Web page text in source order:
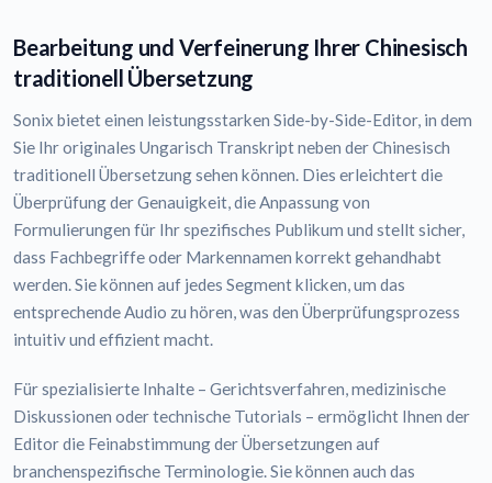
Bearbeitung und Verfeinerung Ihrer Chinesisch
traditionell Übersetzung
Sonix bietet einen leistungsstarken Side-by-Side-Editor, in dem
Sie Ihr originales Ungarisch Transkript neben der Chinesisch
traditionell Übersetzung sehen können. Dies erleichtert die
Überprüfung der Genauigkeit, die Anpassung von
Formulierungen für Ihr spezifisches Publikum und stellt sicher,
dass Fachbegriffe oder Markennamen korrekt gehandhabt
werden. Sie können auf jedes Segment klicken, um das
entsprechende Audio zu hören, was den Überprüfungsprozess
intuitiv und effizient macht.
Für spezialisierte Inhalte – Gerichtsverfahren, medizinische
Diskussionen oder technische Tutorials – ermöglicht Ihnen der
Editor die Feinabstimmung der Übersetzungen auf
branchenspezifische Terminologie. Sie können auch das